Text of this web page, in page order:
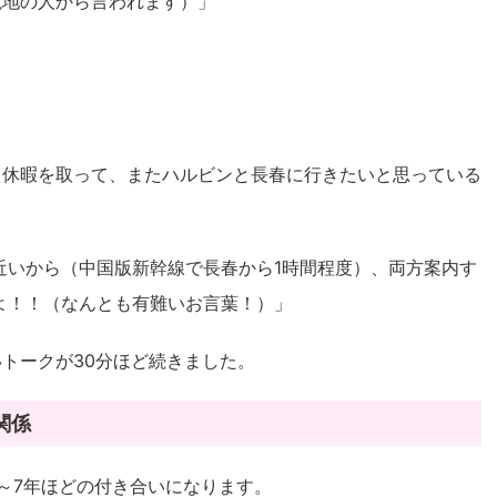
暇を取って、またハルビンと長春に行きたいと思っている
から（中国版新幹線で長春から1時間程度）、両方案内す
！（なんとも有難いお言葉！）」
ークが30分ほど続きました。
係
年ほどの付き合いになります。